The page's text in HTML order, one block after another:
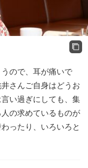
ので、耳が痛いで
さんご自身はどうお
い過ぎにしても、集
の求めているものが
ったり、いろいろと